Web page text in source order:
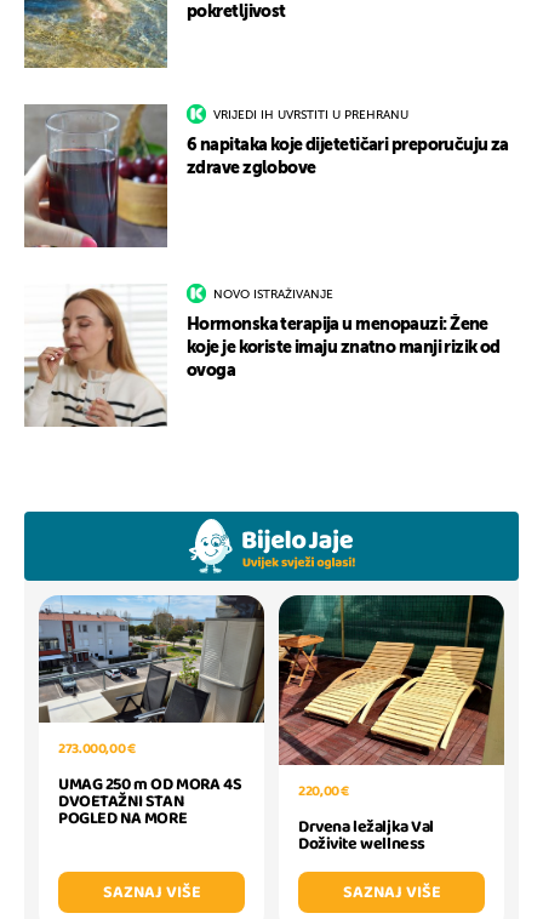
pokretljivost
VRIJEDI IH UVRSTITI U PREHRANU
6 napitaka koje dijetetičari preporučuju za
zdrave zglobove
NOVO ISTRAŽIVANJE
Hormonska terapija u menopauzi: Žene
koje je koriste imaju znatno manji rizik od
ovoga
273.000,00 €
UMAG 250 m OD MORA 4S
DVOETAŽNI STAN
POGLED NA MORE
SAZNAJ VIŠE
220,00 €
Drvena ležaljka Val
Doživite wellness
SAZNAJ VIŠE